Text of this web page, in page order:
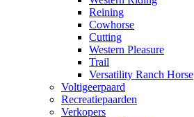
Reining
Cowhorse
Cutting
Western Pleasure
Trail
Versatility Ranch Horse
Voltigeerpaard
Recreatiepaarden
Verkopers